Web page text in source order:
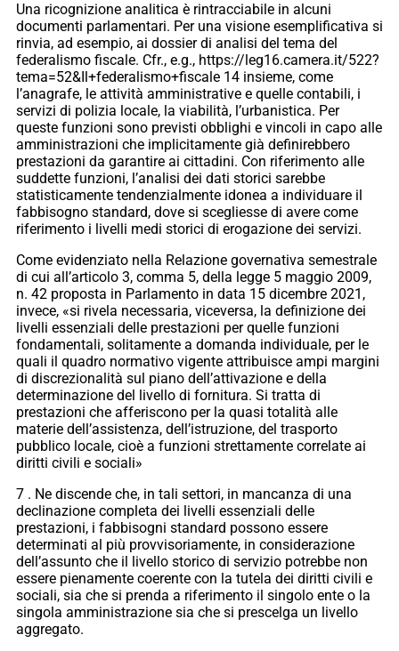
Una ricognizione analitica è rintracciabile in alcuni
documenti parlamentari. Per una visione esemplificativa si
rinvia, ad esempio, ai dossier di analisi del tema del
federalismo fiscale. Cfr., e.g., https://leg16.camera.it/522?
tema=52&Il+federalismo+fiscale 14 insieme, come
l’anagrafe, le attività amministrative e quelle contabili, i
servizi di polizia locale, la viabilità, l’urbanistica. Per
queste funzioni sono previsti obblighi e vincoli in capo alle
amministrazioni che implicitamente già definirebbero
prestazioni da garantire ai cittadini. Con riferimento alle
suddette funzioni, l’analisi dei dati storici sarebbe
statisticamente tendenzialmente idonea a individuare il
fabbisogno standard, dove si scegliesse di avere come
riferimento i livelli medi storici di erogazione dei servizi.
Come evidenziato nella Relazione governativa semestrale
di cui all’articolo 3, comma 5, della legge 5 maggio 2009,
n. 42 proposta in Parlamento in data 15 dicembre 2021,
invece, «si rivela necessaria, viceversa, la definizione dei
livelli essenziali delle prestazioni per quelle funzioni
fondamentali, solitamente a domanda individuale, per le
quali il quadro normativo vigente attribuisce ampi margini
di discrezionalità sul piano dell’attivazione e della
determinazione del livello di fornitura. Si tratta di
prestazioni che afferiscono per la quasi totalità alle
materie dell’assistenza, dell’istruzione, del trasporto
pubblico locale, cioè a funzioni strettamente correlate ai
diritti civili e sociali»
7 . Ne discende che, in tali settori, in mancanza di una
declinazione completa dei livelli essenziali delle
prestazioni, i fabbisogni standard possono essere
determinati al più provvisoriamente, in considerazione
dell’assunto che il livello storico di servizio potrebbe non
essere pienamente coerente con la tutela dei diritti civili e
sociali, sia che si prenda a riferimento il singolo ente o la
singola amministrazione sia che si prescelga un livello
aggregato.